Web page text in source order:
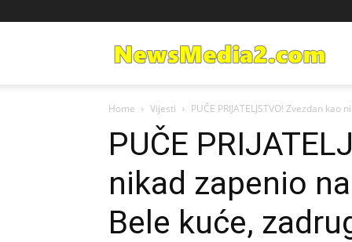
Home Vijesti PUČE PRIJATELJSTVO! Zvezdan
PUČE
nikad zapenio
Bele kuće,